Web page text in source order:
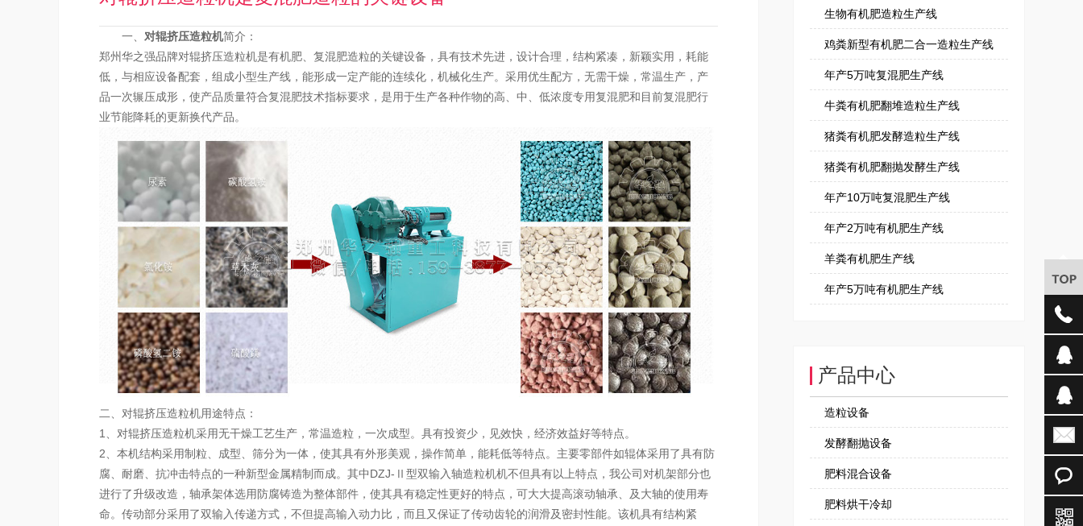
一、 对辊挤压造粒机简介：
郑州华之强品牌对辊挤压造粒机是有机肥、复混肥造粒的关键设备，具有技术先进，设计合理，结构紧凑，新颖实用，耗能
低，与相应设备配套，组成小型生产线，能形成一定产能的连续化，机械化生产。采用优生配方，无需干燥，常温生产，产
品一次辗压成形，使产品质量符合复混肥技术指标要求，是用于生产各种作物的高、中、低浓度专用复混肥和目前复混肥行
业节能降耗的更新换代产品。
二、对辊挤压造粒机用途特点：
1、对辊挤压造粒机采用无干燥工艺生产，常温造粒，一次成型。具有投资少，见效快，经济效益好等特点。
2、本机结构采用制粒、成型、筛分为一体，使其具有外形美观，操作简单，能耗低等特点。主要零部件如辊体采用了具有防
腐、耐磨、抗冲击特点的一种新型金属精制而成。其中DZJ-Ⅱ型双输入轴造粒机机不但具有以上特点，我公司对机架部分也
进行了升级改造，轴承架体选用防腐铸造为整体部件，使其具有稳定性更好的特点，可大大提高滚动轴承、及大轴的使用寿
命。传动部分采用了双输入传递方式，不但提高输入动力比，而且又保证了传动齿轮的润滑及密封性能。该机具有结构紧
生物有机肥造粒生产线
鸡粪新型有机肥二合一造粒生产线
年产5万吨复混肥生产线
牛粪有机肥翻堆造粒生产线
猪粪有机肥发酵造粒生产线
猪粪有机肥翻抛发酵生产线
年产10万吨复混肥生产线
年产2万吨有机肥生产线
羊粪有机肥生产线
年产5万吨有机肥生产线
产品中心
造粒设备
发酵翻抛设备
肥料混合设备
肥料烘干冷却